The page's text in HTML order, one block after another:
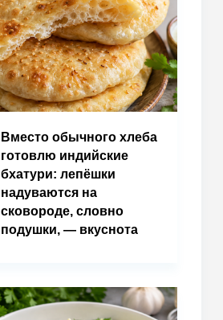
Вместо обычного хлеба
готовлю индийские
бхатури: лепёшки
надуваются на
сковороде, словно
подушки, — вкуснота